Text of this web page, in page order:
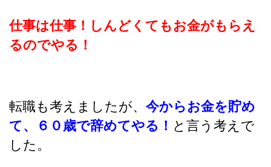
仕事は仕事！しんどくてもお金がもらえ
るのでやる！
転職も考えましたが、 今からお金を貯め
て、６０歳で辞めてやる！ と言う考えで
した。